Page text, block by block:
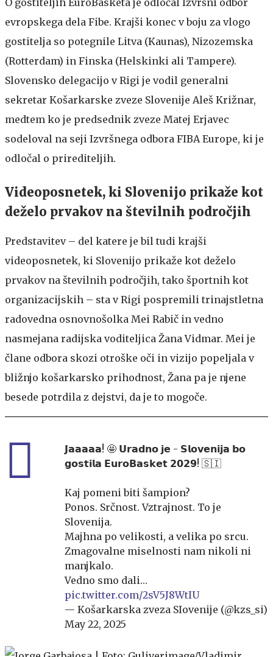
evropskega dela Fibe. Krajši konec v boju za vlogo
gostitelja so potegnile Litva (Kaunas), Nizozemska
(Rotterdam) in Finska (Helskinki ali Tampere).
Slovensko delegacijo v Rigi je vodil generalni
sekretar Košarkarske zveze Slovenije Aleš Križnar,
medtem ko je predsednik zveze Matej Erjavec
sodeloval na seji Izvršnega odbora FIBA Europe, ki je
odločal o prirediteljih.
Videoposnetek, ki Slovenijo prikaže kot
deželo prvakov na številnih področjih
Predstavitev – del katere je bil tudi krajši
videoposnetek, ki Slovenijo prikaže kot deželo
prvakov na številnih področjih, tako športnih kot
organizacijskih – sta v Rigi pospremili trinajstletna
radovedna osnovnošolka Mei Rabič in vedno
nasmejana radijska voditeljica Žana Vidmar. Mei je
člane odbora skozi otroške oči in vizijo popeljala v
bližnjo košarkarsko prihodnost, Žana pa je njene
besede potrdila z dejstvi, da je to mogoče.
𝗝𝗮𝗮𝗮𝗮𝗮! 🤩 𝗨𝗿𝗮𝗱𝗻𝗼 𝗷𝗲 - 𝗦𝗹𝗼𝘃𝗲𝗻𝗶𝗷𝗮 𝗯𝗼
𝗴𝗼𝘀𝘁𝗶𝗹𝗮 𝗘𝘂𝗿𝗼𝗕𝗮𝘀𝗸𝗲𝘁 𝟮𝟬𝟮𝟵! 🇸🇮
Kaj pomeni biti šampion?
Ponos. Srčnost. Vztrajnost. To je
Slovenija.
Majhna po velikosti, a velika po srcu.
Zmagovalne miselnosti nam nikoli ni
manjkalo.
Vedno smo dali…
pic.twitter.com/2sV5J8WtIU
— Košarkarska zveza SIovenije (@kzs_si)
May 22, 2025